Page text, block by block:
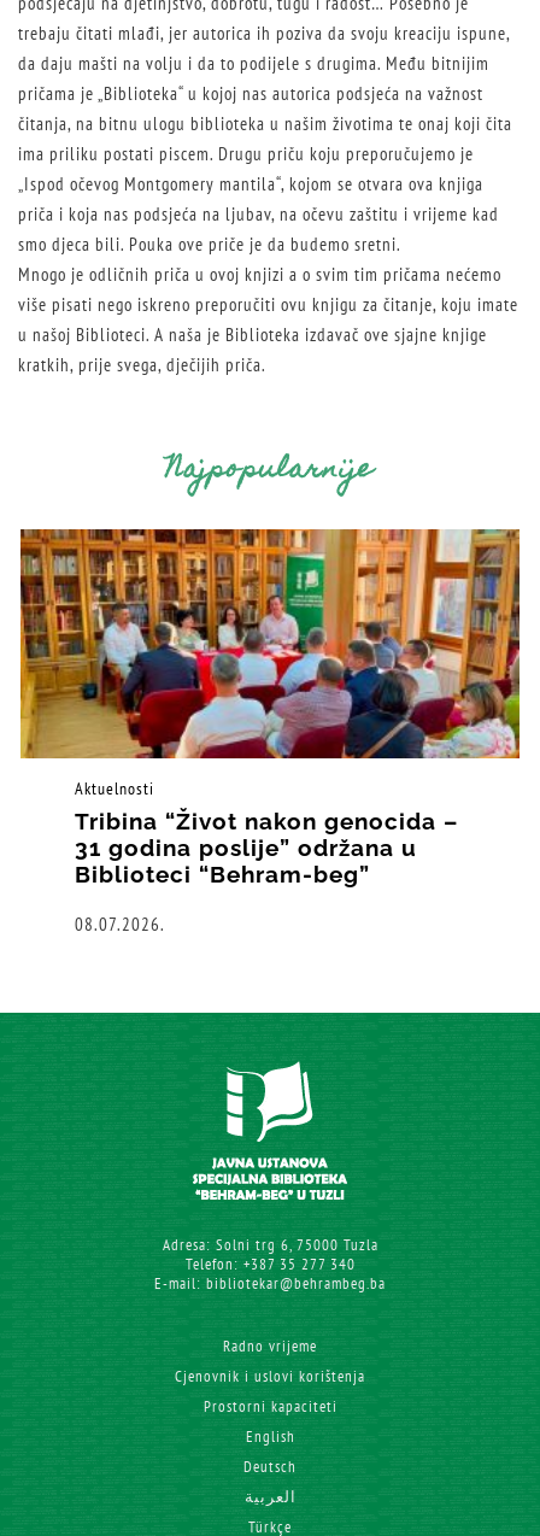
trebaju čitati mlađi, jer autorica ih poziva da svoju kreaciju ispune,
da daju mašti na volju i da to podijele s drugima. Među bitnijim
pričama je „Biblioteka“ u kojoj nas autorica podsjeća na važnost
čitanja, na bitnu ulogu biblioteka u našim životima te onaj koji čita
ima priliku postati piscem. Drugu priču koju preporučujemo je
„Ispod očevog Montgomery mantila“, kojom se otvara ova knjiga
priča i koja nas podsjeća na ljubav, na očevu zaštitu i vrijeme kad
smo djeca bili. Pouka ove priče je da budemo sretni.
Mnogo je odličnih priča u ovoj knjizi a o svim tim pričama nećemo
više pisati nego iskreno preporučiti ovu knjigu za čitanje, koju imate
u našoj Biblioteci. A naša je Biblioteka izdavač ove sjajne knjige
kratkih, prije svega, dječijih priča.
Najpopularnije
Aktuelnosti
Tribina “Život nakon genocida –
31 godina poslije” održana u
Biblioteci “Behram-beg”
08.07.2026.
Adresa: Solni trg 6, 75000 Tuzla
Telefon: +387 35 277 340
E-mail: bibliotekar@behrambeg.ba
Radno vrijeme
Cjenovnik i uslovi korištenja
Prostorni kapaciteti
English
Deutsch
العربية
Türkçe